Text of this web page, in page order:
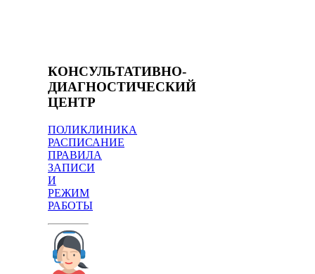
КОНСУЛЬТАТИВНО-
ДИАГНОСТИЧЕСКИЙ
ЦЕНТР
ПОЛИКЛИНИКА
РАСПИСАНИЕ
ПРАВИЛА
ЗАПИСИ
И
РЕЖИМ
РАБОТЫ